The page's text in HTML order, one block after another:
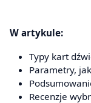
W artykule:
Typy kart
Parametry,
Recenzje